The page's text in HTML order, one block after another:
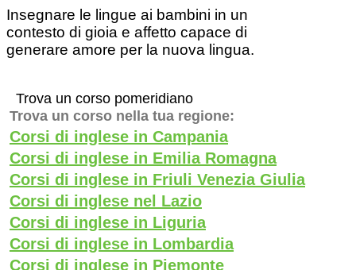
Insegnare le lingue ai bambini in un
contesto di gioia e affetto capace di
generare amore per la nuova lingua.
Trova un corso pomeridiano
Trova un corso nella tua regione:
Corsi di inglese in Campania
Corsi di inglese in Emilia Romagna
Corsi di inglese in Friuli Venezia Giulia
Corsi di inglese nel Lazio
Corsi di inglese in Liguria
Corsi di inglese in Lombardia
Corsi di inglese in Piemonte